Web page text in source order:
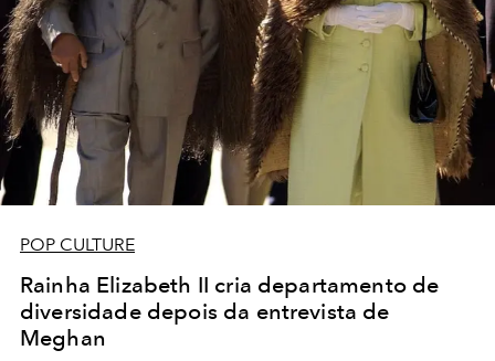
POP CULTURE
Rainha Elizabeth II cria departamento de
diversidade depois da entrevista de
Meghan